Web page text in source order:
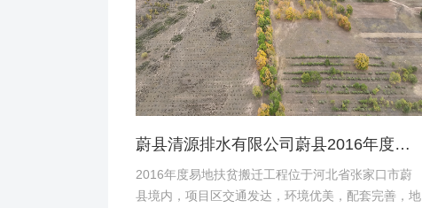
蔚县清源排水有限公司蔚县2016年度易地扶贫搬迁工程水土保持方案
2016年度易地扶贫搬迁工程位于河北省张家口市蔚
县境内，项目区交通发达，环境优美，配套完善，地